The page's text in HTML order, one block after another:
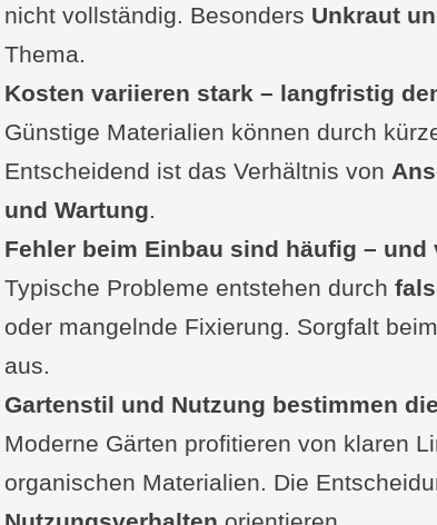
Kostenübersicht und
Entscheidungshilfe nach Gartentyp
Langfristige Entwicklung und
Mini-Checkliste
Umfrage: Welche Rasenkante ist
Praktische Tipps für Heimwerker
Typische Fehler bei Rasenkanten –
Rasenkanten FAQ
Fazit
Ergänzung oder Frage von dir?
FunFacts zur Rasenkante
Weiterlesen
nicht vollständig. Besonders Unkraut
Thema.
Kosten variieren stark – langfristig
Günstige Materialien können durch
Entscheidend ist das Verhältnis von
und Wartung.
Fehler beim Einbau sind häufig – und
Typische Probleme entstehen durch
oder mangelnde Fixierung. Sorgfalt
aus.
Gartenstil und Nutzung bestimmen
Moderne Gärten profitieren von klaren
organischen Materialien. Die